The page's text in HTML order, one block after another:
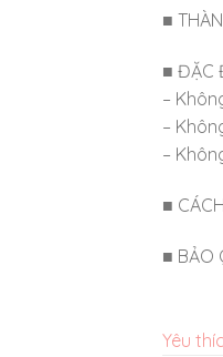
■
■ ĐẶC
–
–
–
■
■ BẢO
Yêu